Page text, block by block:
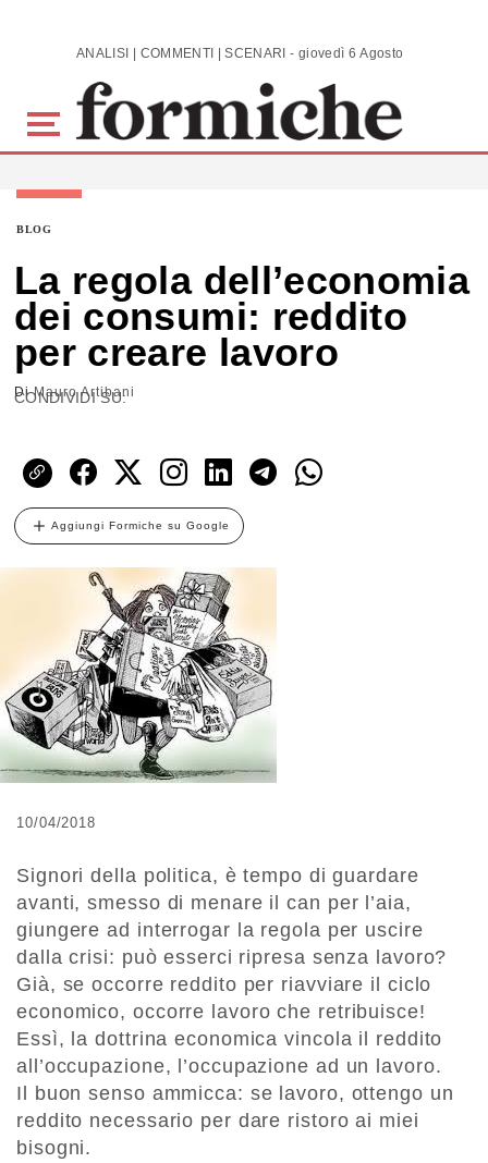
Skip to main content ANALISI | COMMENTI | SCENARI - giovedì 6 Agosto 2026
BLOG
La regola dell’economia
dei consumi: reddito
per creare lavoro
DiMauro Artibani
CONDIVIDI SU:
Aggiungi Formiche su Google
10/04/2018
Signori della politica, è tempo di guardare
avanti, smesso di menare il can per l’aia,
giungere ad interrogar la regola per uscire
dalla crisi: può esserci ripresa senza lavoro?
Già, se occorre reddito per riavviare il ciclo
economico, occorre lavoro che retribuisce!
Essì, la dottrina economica vincola il reddito
all’occupazione, l’occupazione ad un lavoro.
Il buon senso ammicca: se lavoro, ottengo un
reddito necessario per dare ristoro ai miei
bisogni.